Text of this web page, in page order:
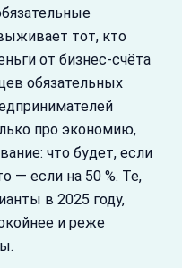
тот, кто
от бизнес-счёта
обязательных
про экономию,
что будет, если
— если на 50 %. Те,
в 2025 году,
и реже